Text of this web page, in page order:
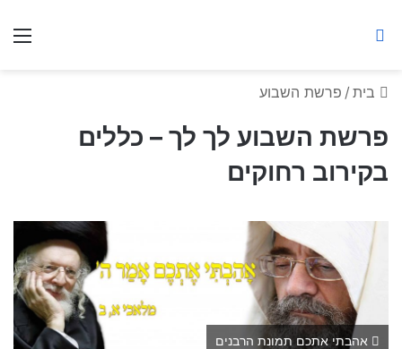
בית / פרשת השבוע
פרשת השבוע לך לך – כללים
בקירוב רחוקים
אהבתי אתכם תמונת הרבנים